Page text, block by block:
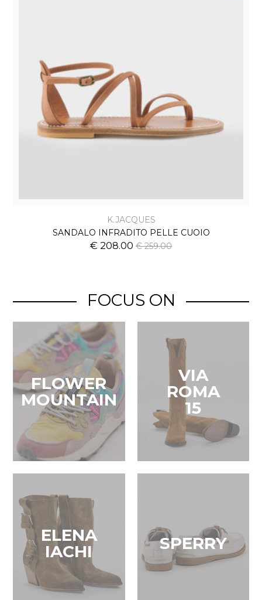
K.JACQUES
SANDALO INFRADITO PELLE CUOIO
€ 208.00 € 259.00
FOCUS ON
FLOWER
MOUNTAIN
VIA
ROMA
15
ELENA
IACHI
SPERRY